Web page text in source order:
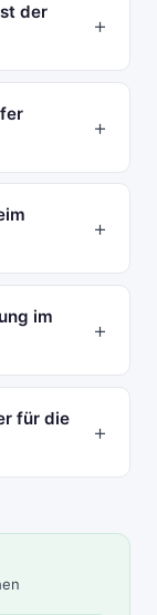
der
im
für die